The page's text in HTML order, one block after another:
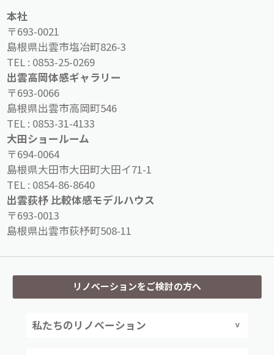
本社
〒693-0021
島根県出雲市塩冶町826-3
TEL : 0853-25-0269
出雲高岡体感ギャラリー
〒693-0066
島根県出雲市高岡町546
TEL : 0853-31-4133
大田ショールーム
〒694-0064
島根県大田市大田町大田イ71-1
TEL : 0854-86-8640
出雲荻杼 比較体感モデルハウス
〒693-0013
島根県出雲市荻杼町508-11
リノベーションをご検討の方へ
私たちのリノベーション